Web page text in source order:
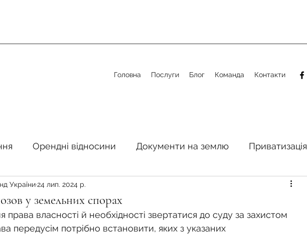
Головна Послуги Блог Команда Контакти
Орендні відносини Документи на землю Приватизація
стосовно земельної сфери Органи місцевого самоврядування
Спадкування земельної ділянки
у земельних спорах
України24 лип. 2024 р.
права власності й необхідності звертатися до суду за захистом
передусім потрібно встановити, яких з указаних